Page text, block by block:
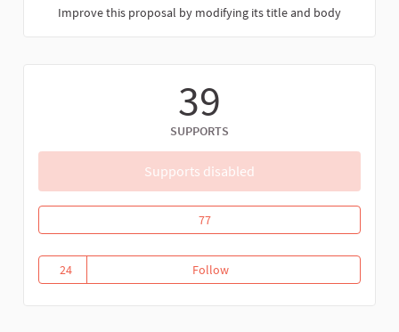
Improve this proposal by modifying its title and body
39
SUPPORTS
Supports disabled
Riposte communautaire contre la
77
24
24 followers
FollowRiposte communautaire contre